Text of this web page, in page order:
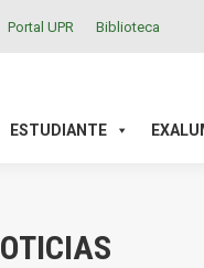
Portal UPR Biblioteca
ESTUDIANTE